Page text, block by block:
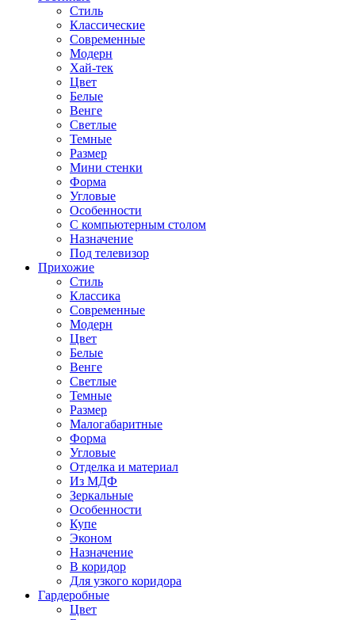
Стиль
Классические
Современные
Модерн
Хай-тек
Цвет
Белые
Венге
Светлые
Темные
Размер
Мини стенки
Форма
Угловые
Особенности
С компьютерным столом
Назначение
Под телевизор
Прихожие
Стиль
Классика
Современные
Модерн
Цвет
Белые
Венге
Светлые
Темные
Размер
Малогабаритные
Форма
Угловые
Отделка и материал
Из МДФ
Зеркальные
Особенности
Купе
Эконом
Назначение
В коридор
Для узкого коридора
Гардеробные
Цвет